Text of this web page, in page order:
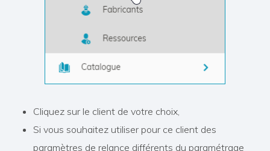
Cliquez sur le client de votre choix,
Si vous souhaitez utiliser pour ce client des
paramètres de relance différents du paramétrage